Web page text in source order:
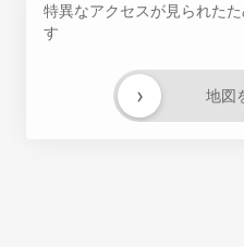
特異なアクセスが見られた
す
地図
›